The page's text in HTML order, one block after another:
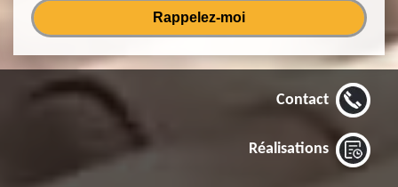
Contact
Réalisations